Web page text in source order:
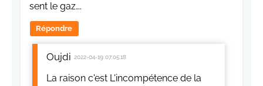
sent le gaz….
Répondre
Oujdi 2022-04-19 07:05:18
La raison c'est L'incompétence de la